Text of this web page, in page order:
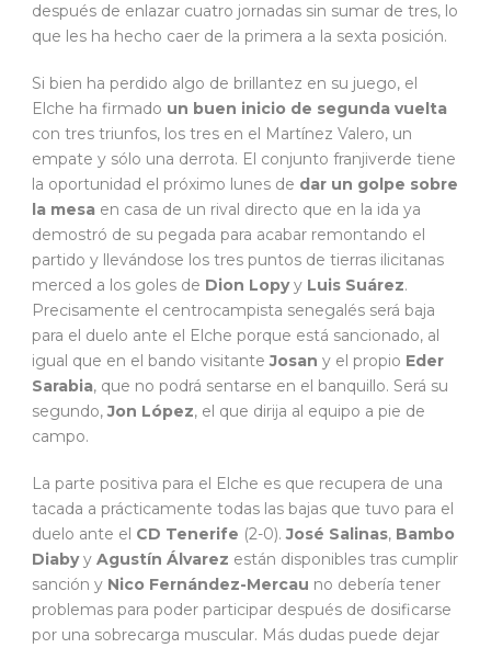
después de enlazar cuatro jornadas sin sumar de tres, lo
que les ha hecho caer de la primera a la sexta posición.
Si bien ha perdido algo de brillantez en su juego, el
Elche ha firmado un buen inicio de segunda vuelta
con tres triunfos, los tres en el Martínez Valero, un
empate y sólo una derrota. El conjunto franjiverde tiene
la oportunidad el próximo lunes de dar un golpe sobre
la mesa en casa de un rival directo que en la ida ya
demostró de su pegada para acabar remontando el
partido y llevándose los tres puntos de tierras ilicitanas
merced a los goles de Dion Lopyy Luis Suárez.
Precisamente el centrocampista senegalés será baja
para el duelo ante el Elche porque está sancionado, al
igual que en el bando visitanteJosan y el propio Eder
Sarabia, que no podrá sentarse en el banquillo. Será su
segundo,Jon López, el que dirija al equipo a pie de
campo.
La parte positiva para el Elche es que recupera de una
tacada a prácticamente todas las bajas que tuvo para el
duelo ante el CD Tenerife (2-0).José Salinas, Bambo
Diabyy Agustín Álvarez están disponibles tras cumplir
sanción y Nico Fernández-Mercau no debería tener
problemas para poder participar después de dosificarse
por una sobrecarga muscular. Más dudas puede dejar